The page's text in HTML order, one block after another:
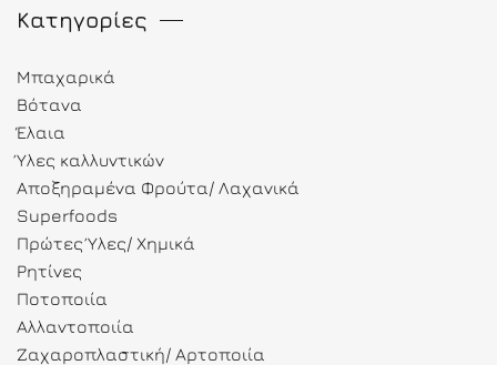
Κατηγορίες
Μπαχαρικά
Βότανα
Έλαια
Ύλες καλλυντικών
Αποξηραμένα Φρούτα/ Λαχανικά
Superfoods
Πρώτες Ύλες/ Χημικά
Ρητίνες
Ποτοποιία
Αλλαντοποιία
Ζαχαροπλαστική/ Αρτοποιία